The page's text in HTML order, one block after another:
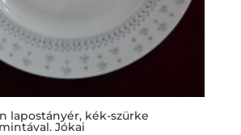
lapostányér, kék-szürke
Jókai